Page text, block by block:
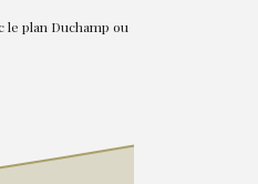
plan Duchamp ou